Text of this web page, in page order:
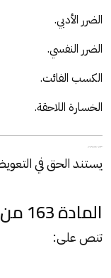
الضرر الأدبي.
الضرر النفسي.
الكسب الفائت.
الخسارة اللاحقة.
يستند الحق في
المادة 163 من القانون المدني
تنص على: